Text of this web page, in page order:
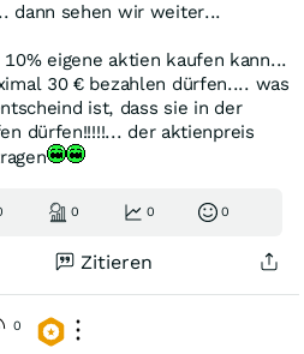
dann sehen wir weiter...
eigene aktien kaufen kann...
30 € bezahlen dürfen.... was
ist, dass sie in der
dürfen!!!!!... der aktienpreis
0 0 0
Zitieren
0